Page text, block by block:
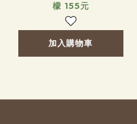
檬 155元
加入購物車